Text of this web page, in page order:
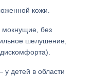
кожи.
мокнущие, без
шелушение,
у детей в области